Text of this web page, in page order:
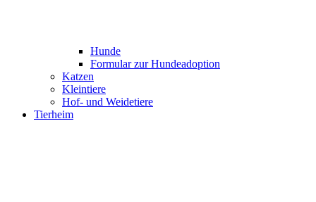
Hunde
Formular zur Hundeadoption
Katzen
Kleintiere
Hof- und Weidetiere
Tierheim